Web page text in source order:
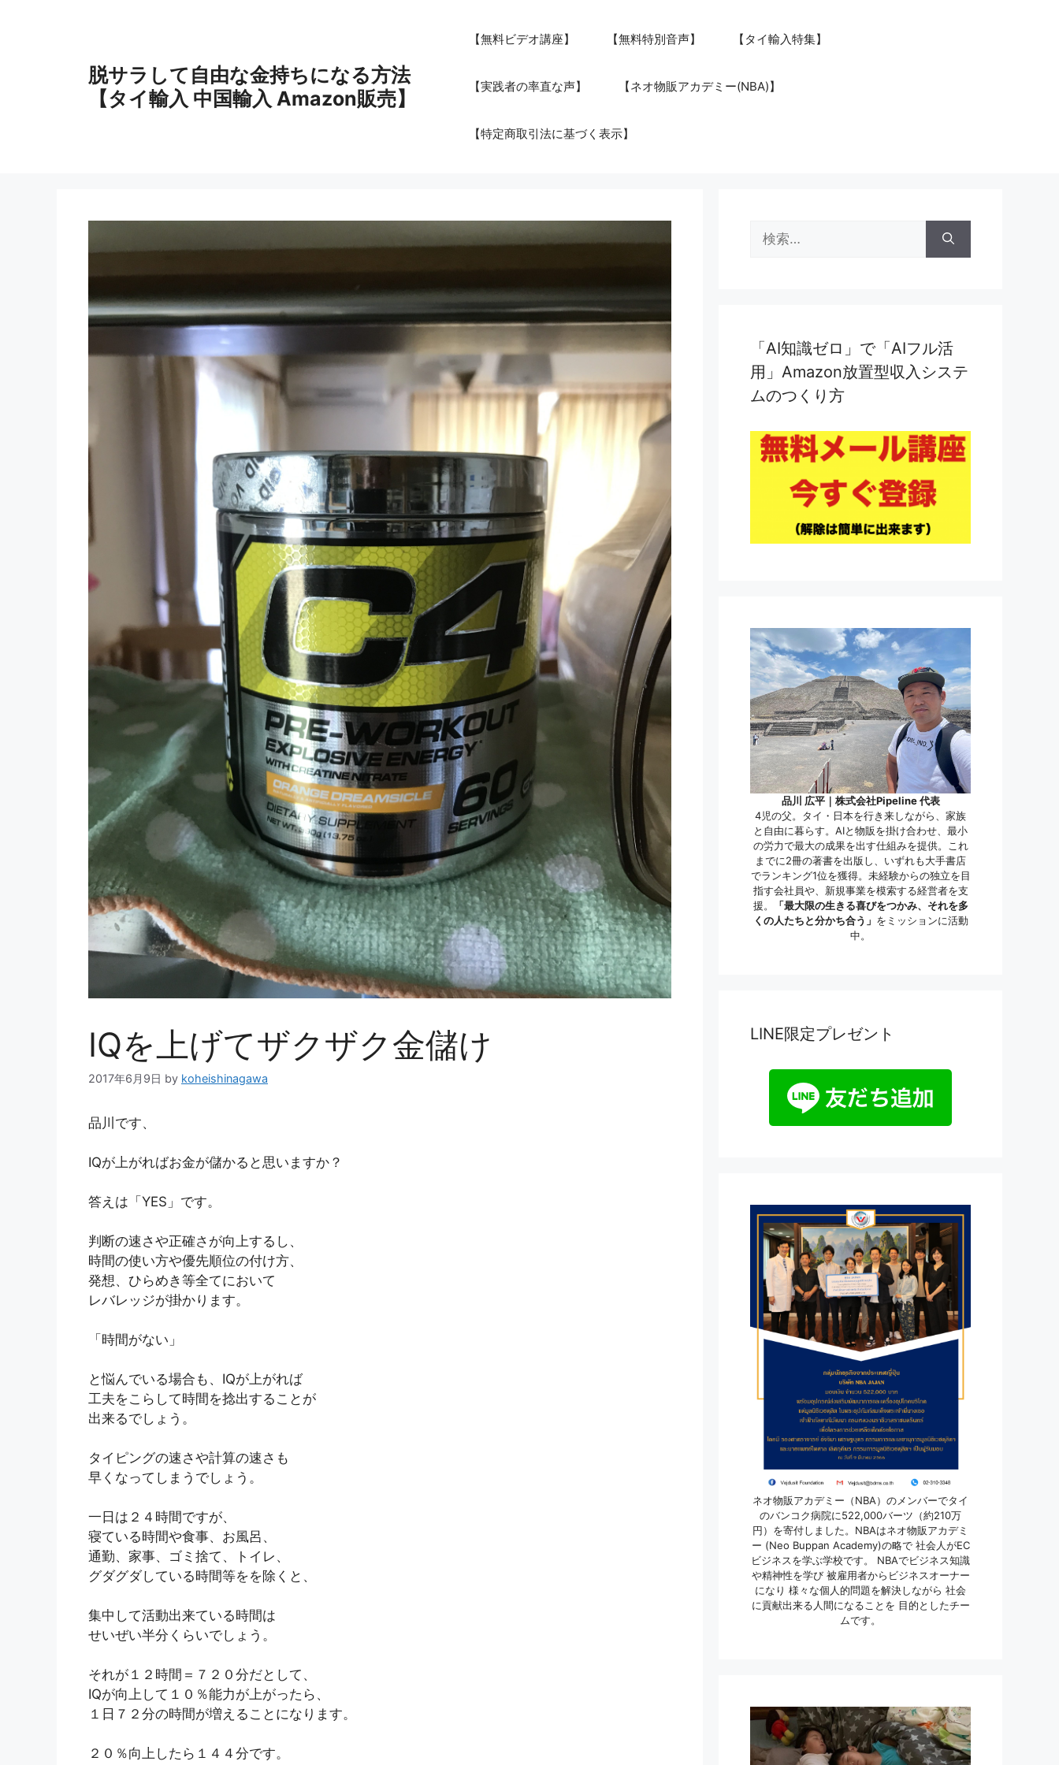
脱サラして自由な金持ちになる方法
【タイ輸入 中国輸入 Amazon販売】
【無料ビデオ講座】 【無料特別音声】 【タイ輸入特集】
【実践者の率直な声】 【ネオ物販アカデミー(NBA)】
【特定商取引法に基づく表示】
IQを上げてザクザク金儲け
2017年6月9日 by koheishinagawa
品川 です、
IQが上がればお金が儲かると思いますか？
答えは「YES」です。
判断の速さや正確さが向上するし、
時間の使い方や優先順位の付け方、
発想、ひらめき等全てにおいて
レバレッジが掛かります。
「時間がない」
と悩んでいる場合も、IQが上がれば
工夫をこらして時間を捻出することが
出来るでしょう。
タイピングの速さや計算の速さも
早くなってしまうでしょう。
一日は２４時間ですが、
寝ている時間や食事、お風呂、
通勤、家事、ゴミ捨て、トイレ、
グダグダしている時間等をを除くと、
集中して活動出来ている時間は
せいぜい半分くらいでしょう。
それが１２時間＝７２０分だとして、
IQが向上して１０％能力が上がったら、
１日７２分の時間が増えることになります。
２０％向上したら１４４分です。
索:
「AI知識ゼロ」で「AIフル活
用」Amazon放置型収入システ
ムのつくり方
品川 広平｜株式会社Pipeline 代表
4児の父。タイ・日本を行き来しながら、家族
と自由に暮らす。AIと物販を掛け合わせ、最小
の労力で最大の成果を出す仕組みを提供。これ
までに2冊の著書を出版し、いずれも大手書店
でランキング1位を獲得。未経験からの独立を目
指す会社員や、新規事業を模索する経営者を支
援。
「最大限の生きる喜びをつかみ、それを多
くの人たちと分かち合う」 をミッションに活動
中。
LINE限定プレゼント
ネオ物販アカデミー（NBA）のメンバーでタイ
のバンコク病院に522,000バーツ（約210万
円）を寄付しました。NBAはネオ物販アカデミ
ー (Neo Buppan Academy)の略で 社会人がEC
ビジネスを学ぶ学校です。 NBAでビジネス知識
や精神性を学び 被雇用者からビジネスオーナー
になり 様々な個人的問題を解決しながら 社会
に貢献出来る人間になることを 目的としたチー
ムです。